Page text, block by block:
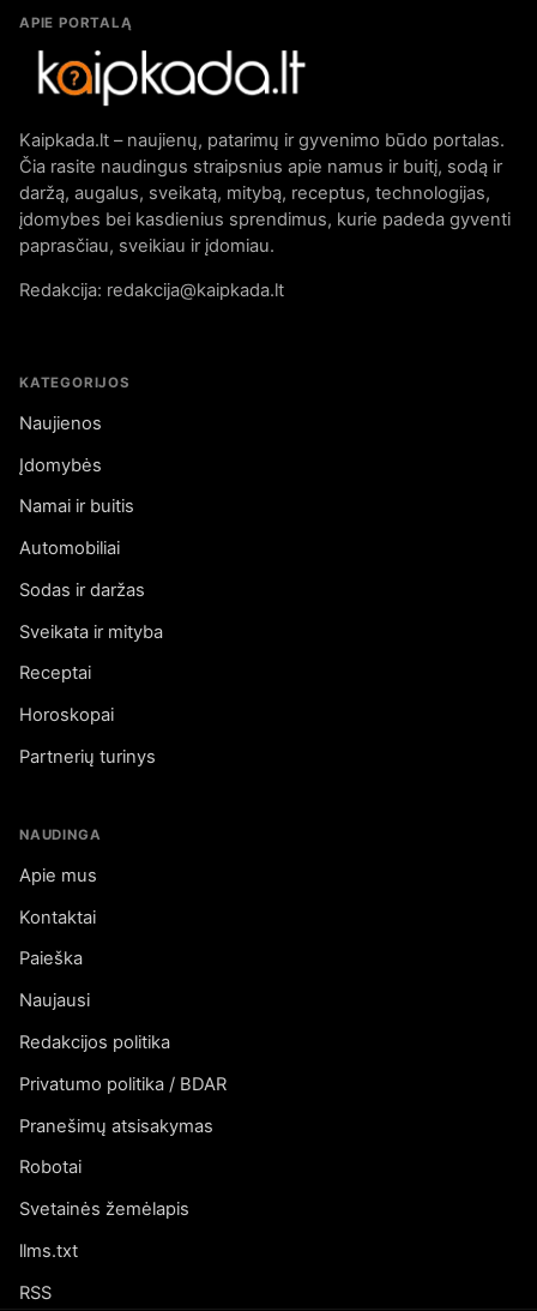
APIE PORTALĄ
Kaipkada.lt – naujienų, patarimų ir gyvenimo būdo portalas.
Čia rasite naudingus straipsnius apie namus ir buitį, sodą ir
daržą, augalus, sveikatą, mitybą, receptus, technologijas,
įdomybes bei kasdienius sprendimus, kurie padeda gyventi
paprasčiau, sveikiau ir įdomiau.
Redakcija: redakcija@kaipkada.lt
KATEGORIJOS
Naujienos
Įdomybės
Namai ir buitis
Automobiliai
Sodas ir daržas
Sveikata ir mityba
Receptai
Horoskopai
Partnerių turinys
NAUDINGA
Apie mus
Kontaktai
Paieška
Naujausi
Redakcijos politika
Privatumo politika / BDAR
Pranešimų atsisakymas
Robotai
Svetainės žemėlapis
llms.txt
RSS